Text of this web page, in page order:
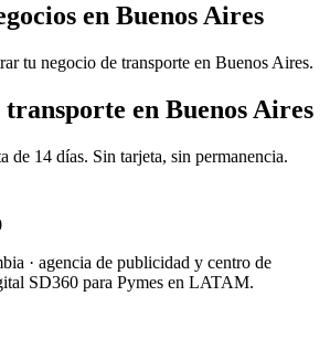
en Buenos Aires
tu negocio de transporte en Buenos Aires.
transporte en Buenos Aires
de 14 días. Sin tarjeta, sin permanencia.
· agencia de publicidad y centro de
SD360 para Pymes en LATAM.